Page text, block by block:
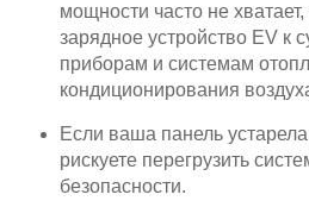
мощности часто не
зарядное устройство EV к
приборам и системам
кондиционирования
Если ваша панель
рискуете перегрузить
безопасности.